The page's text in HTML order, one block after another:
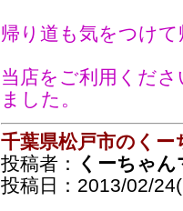
帰り道も気をつけ
当店をご利用くだ
ました。
千葉県松戸市のくー
投稿者：
くーちゃん
投稿日：2013/02/